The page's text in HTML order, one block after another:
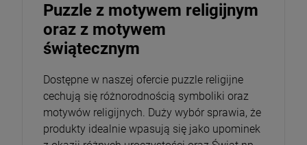
Puzzle z motywem religijnym
oraz z motywem
świątecznym
Dostępne w naszej ofercie puzzle religijne
cechują się różnorodnością symboliki oraz
motywów religijnych. Duży wybór sprawia, że
produkty idealnie wpasują się jako upominek